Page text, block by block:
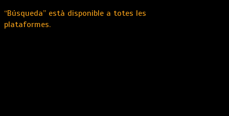
“Búsqueda” està disponible a totes les
plataformes.